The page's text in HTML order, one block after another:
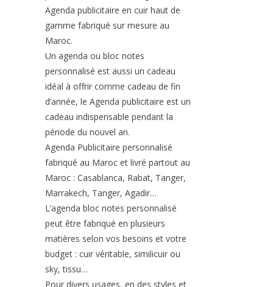
Agenda publicitaire en cuir haut de
gamme fabriqué sur mesure au
Maroc.
Un agenda ou bloc notes
personnalisé est aussi un cadeau
idéal à offrir comme cadeau de fin
d’année, le Agenda publicitaire est un
cadeau indispensable pendant la
période du nouvel an.
Agenda Publicitaire personnalisé
fabriqué au Maroc et livré partout au
Maroc : Casablanca, Rabat, Tanger,
Marrakech, Tanger, Agadir…
L’agenda bloc notes personnalisé
peut être fabriqué en plusieurs
matières selon vos besoins et votre
budget : cuir véritable, similicuir ou
sky, tissu…
Pour divers usages, en des styles et